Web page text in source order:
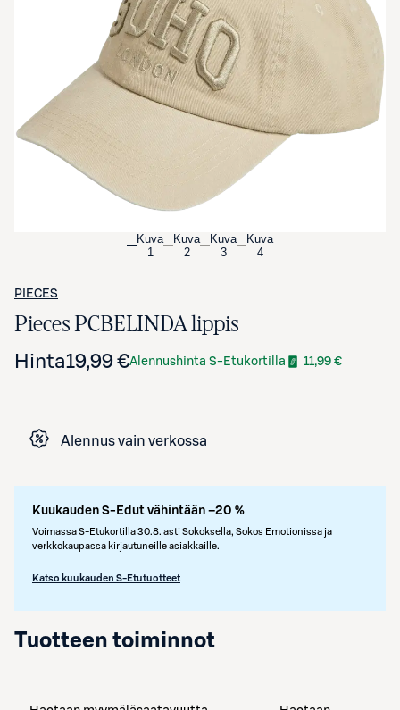
Avaa tuotekuva suurennettuna
Kuva
1
Kuva
2
Kuva
3
Kuva
4
PIECES
Pieces PCBELINDA lippis
Hinta19,99 €Alennushinta S-Etukortilla 11,99 €
Alennus vain verkossa
Kuukauden S-Edut vähintään –20 %
Voimassa S-Etukortilla 30.8. asti Sokoksella, Sokos Emotionissa ja
verkkokaupassa kirjautuneille asiakkaille.
Katso kuukauden S-Etutuotteet
Tuotteen toiminnot